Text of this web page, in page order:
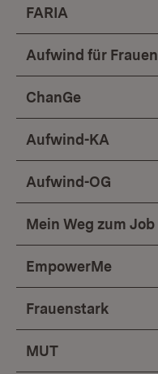
FARIA
Aufwind für Frauen
ChanGe
Aufwind-KA
Aufwind-OG
Mein Weg zum Job
EmpowerMe
Frauenstark
MUT